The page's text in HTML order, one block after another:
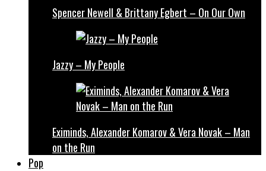
Spencer Newell & Brittany Egbert – On Our Own
Jazzy – My People
Eximinds, Alexander Komarov & Vera Novak – Man
on the Run
Pop